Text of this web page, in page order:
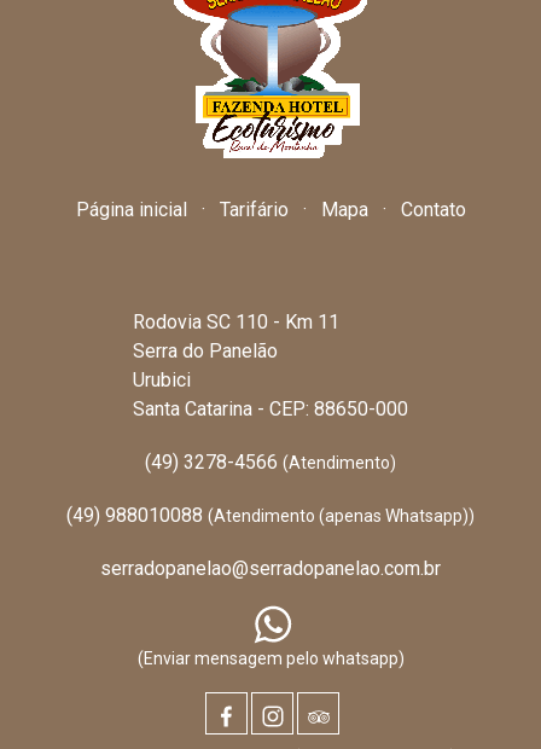
Página inicial · Tarifário · Mapa · Contato
Rodovia SC 110 - Km 11
Serra do Panelão
Urubici
Santa Catarina - CEP: 88650-000
(49) 3278-4566 (Atendimento)
(49) 988010088 (Atendimento (apenas Whatsapp))
serradopanelao@serradopanelao.com.br
(Enviar mensagem pelo whatsapp)